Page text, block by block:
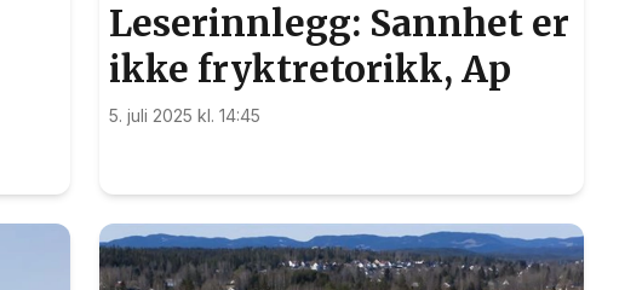
Leserinnlegg: Sannhet er
ikke fryktretorikk, Ap
5. juli 2025 kl. 14:45